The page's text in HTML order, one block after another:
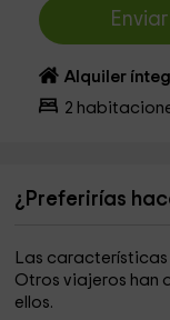
Alquiler
2
¿Preferirías
Las características
Otros viajeros han
ellos.